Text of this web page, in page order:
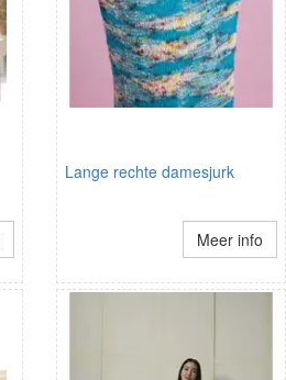
Lange rechte damesjurk
Meer info